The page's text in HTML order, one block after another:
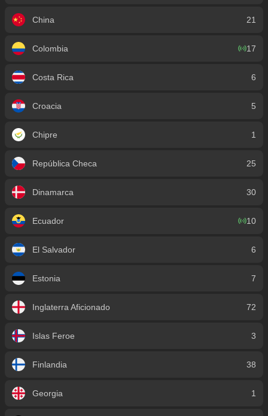
China 21
Colombia 17
Costa Rica 6
Croacia 5
Chipre 1
República Checa 25
Dinamarca 30
Ecuador 10
El Salvador 6
Estonia 7
Inglaterra Aficionado 72
Islas Feroe 3
Finlandia 38
Georgia 1